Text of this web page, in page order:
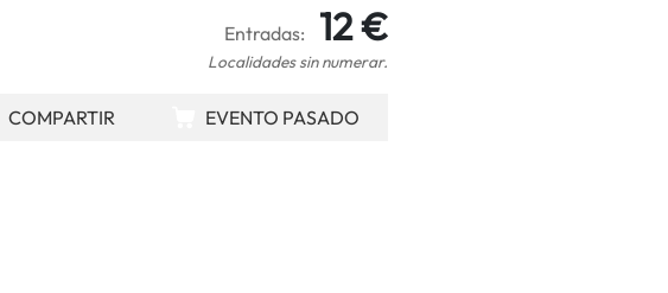
Entradas: 12 €
Localidades sin numerar.
COMPARTIR EVENTO PASADO